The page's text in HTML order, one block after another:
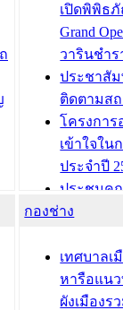
เปิดพิพิธภั
Grand
วารินชำร
ประชาสัม
ติดตามส
โครงกา
เข้าใจใน
ประจำปี
ประชุมค
ความเสี่ย
ประชุมที
ชีวา สร้า
ขับเคลื่อน
กองช่าง
เทศบาลเ
หารือแน
ผังเมืองร